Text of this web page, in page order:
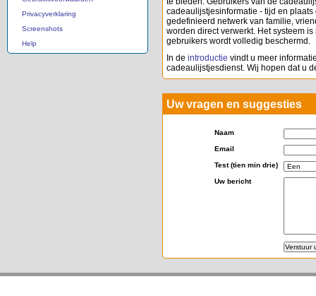
Privacyverklaring
Screenshots
Help
cadeaulijstjesinformatie - tijd en
gedefinieerd netwerk van familie,
worden direct verwerkt. Het systeem
gebruikers wordt volledig beschermd.
In de introductie vindt u meer
cadeaulijstjesdienst. Wij hopen dat u
Uw vragen en suggesties
Naam
Email
Test (tien min drie)
Uw bericht